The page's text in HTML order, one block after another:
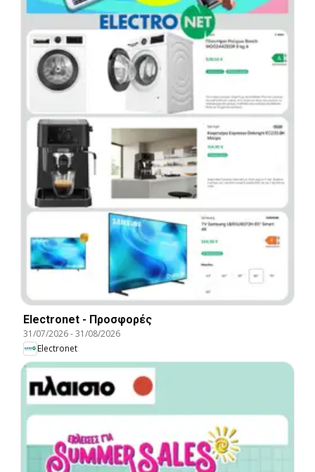
Electronet - Προσφορές
31/07/2026-31/08/2026
Electronet